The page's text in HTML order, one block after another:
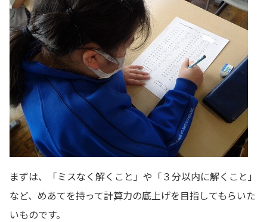
まずは、「ミスなく解くこと」や「３分以内に解くこと」
など、めあてを持って計算力の底上げを目指してもらいた
いものです。